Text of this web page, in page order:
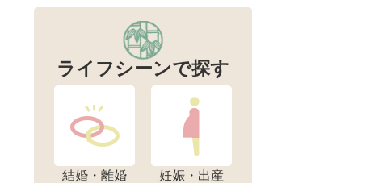
ライフシーンで探す
結婚・離婚 妊娠・出産